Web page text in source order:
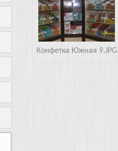
Конфетка Южная 9.JPG